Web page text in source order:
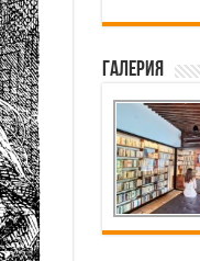
Галерия